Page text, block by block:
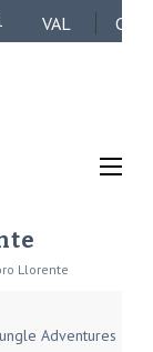
Llorente
Adventures
VAL CAS